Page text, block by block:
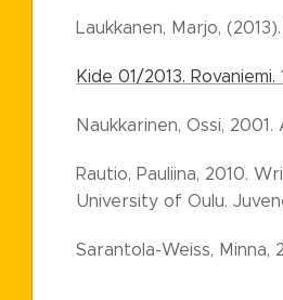
Laukkanen, Marjo,
Kide 01/2013. Rovaniemi.
Naukkarinen, Ossi,
Rautio, Pauliina, 2010.
University of Oulu.
Sarantola-Weiss, Minna,